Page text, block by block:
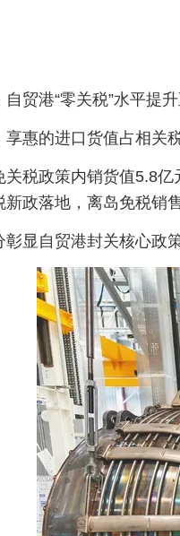
贸港“零关税”水平提升
惠的进口货值占相关
关税政策内销货值5.8
政落地，离岛免税销
显自贸港封关核心政